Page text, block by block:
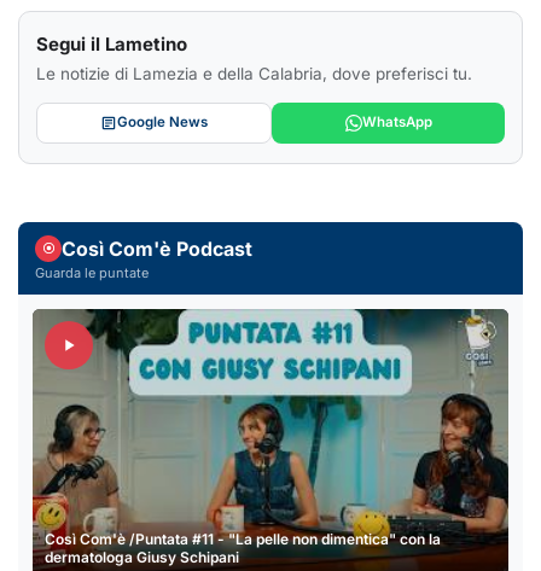
Segui il Lametino
Le notizie di Lamezia e della Calabria, dove preferisci tu.
Google News WhatsApp
Così Com'è Podcast
Guarda le puntate
Così Com'è /Puntata #11 - "La pelle non dimentica" con la
dermatologa Giusy Schipani